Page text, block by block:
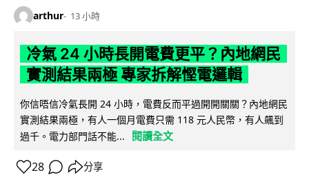
arthur 13 小時
冷氣 24 小時長開電費更平？內地網民
實測結果兩極 專家拆解慳電邏輯
你信唔信冷氣長開 24 小時，電費反而平過開開關關？內地網民
實測結果兩極，有人一個月電費只需 118 元人民幣，有人飆到
過千。電力部門話不能...
閱讀全文
28 分享